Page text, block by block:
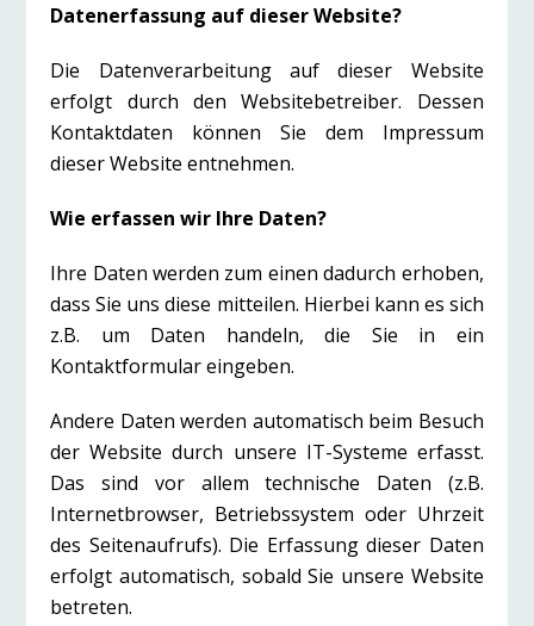
Datenerfassung auf dieser Website?
Die Datenverarbeitung auf dieser Website
erfolgt durch den Websitebetreiber. Dessen
Kontaktdaten können Sie dem Impressum
dieser Website entnehmen.
Wie erfassen wir Ihre Daten?
Ihre Daten werden zum einen dadurch erhoben,
dass Sie uns diese mitteilen. Hierbei kann es sich
z.B. um Daten handeln, die Sie in ein
Kontaktformular eingeben.
Andere Daten werden automatisch beim Besuch
der Website durch unsere IT-Systeme erfasst.
Das sind vor allem technische Daten (z.B.
Internetbrowser, Betriebssystem oder Uhrzeit
des Seitenaufrufs). Die Erfassung dieser Daten
erfolgt automatisch, sobald Sie unsere Website
betreten.